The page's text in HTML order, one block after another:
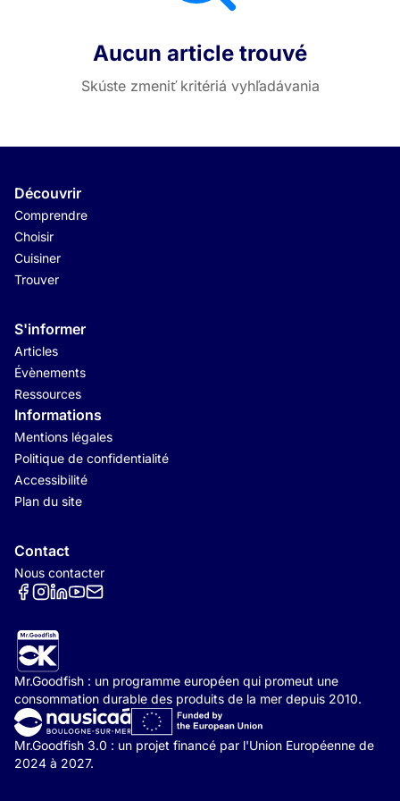
Aucun article trouvé
Skúste zmeniť kritériá vyhľadávania
Découvrir
Comprendre
Choisir
Cuisiner
Trouver
S'informer
Articles
Évènements
Ressources
Informations
Mentions légales
Politique de confidentialité
Accessibilité
Plan du site
Contact
Nous contacter
Réseaux sociaux
Mr.Goodfish : un programme européen qui promeut une
consommation durable des produits de la mer depuis 2010.
Mr.Goodfish 3.0 : un projet financé par l'Union Européenne de
2024 à 2027.